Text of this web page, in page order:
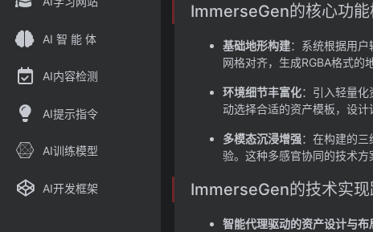
AI 智 能 体
AI内容检测
AI提示指令
AI训练模型
AI开发框架
ImmerseGen的核心功能
基础地形构建：系统根据用
网格对齐，生成RGBA格式的
环境细节丰富化：引入轻量
动选择合适的资产模板，设计
多模态沉浸增强：在构建的
验。这种多感官协同的技术方
ImmerseGen的技术实现
智能代理驱动的资产设计与布